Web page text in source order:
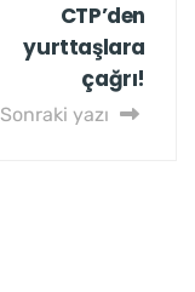
CTP’den
yurttaşlara
çağrı!
Sonraki yazı